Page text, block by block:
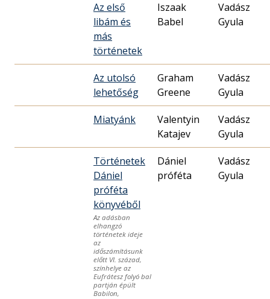
Az első
libám és
más
történetek
Iszaak
Babel
Vadász
Gyula
Az utolsó
lehetőség
Graham
Greene
Vadász
Gyula
Miatyánk
Valentyin
Katajev
Vadász
Gyula
Történetek
Dániel
próféta
könyvéből
Az adásban
elhangzó
történetek ideje
az
időszámításunk
előtt VI. század,
színhelye az
Eufrátesz folyó bal
partján épült
Babilon,
Dániel
próféta
Vadász
Gyula